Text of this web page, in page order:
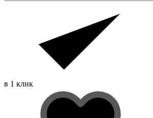
в 1 клик